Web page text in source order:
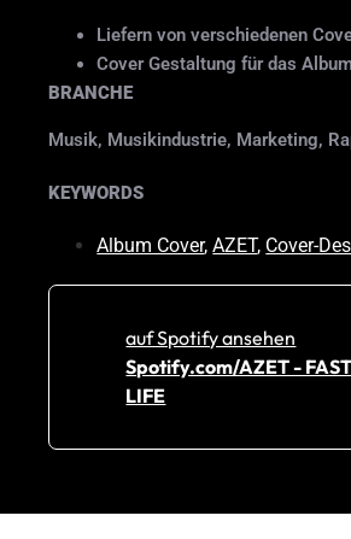
Liefern von verschiedenen
Cover Gestaltung für das
BRANCHE
Musik, Musikindustrie, Marketing,
KEYWORDS
Album Cover,AZET, Cover-
auf Spotify ansehen
Spotify.com/AZET - FAST
LIFE